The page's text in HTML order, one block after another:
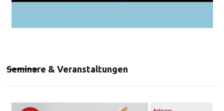
Seminare & Veranstaltungen